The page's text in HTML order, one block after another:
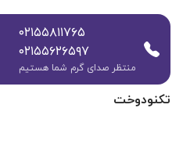
تکنودوخت
۰۲۱۵۵۸۱۱۷۶۵
۰۲۱۵۵۶۲۶۵۹۷
منتظر صدای گرم شما هستیم